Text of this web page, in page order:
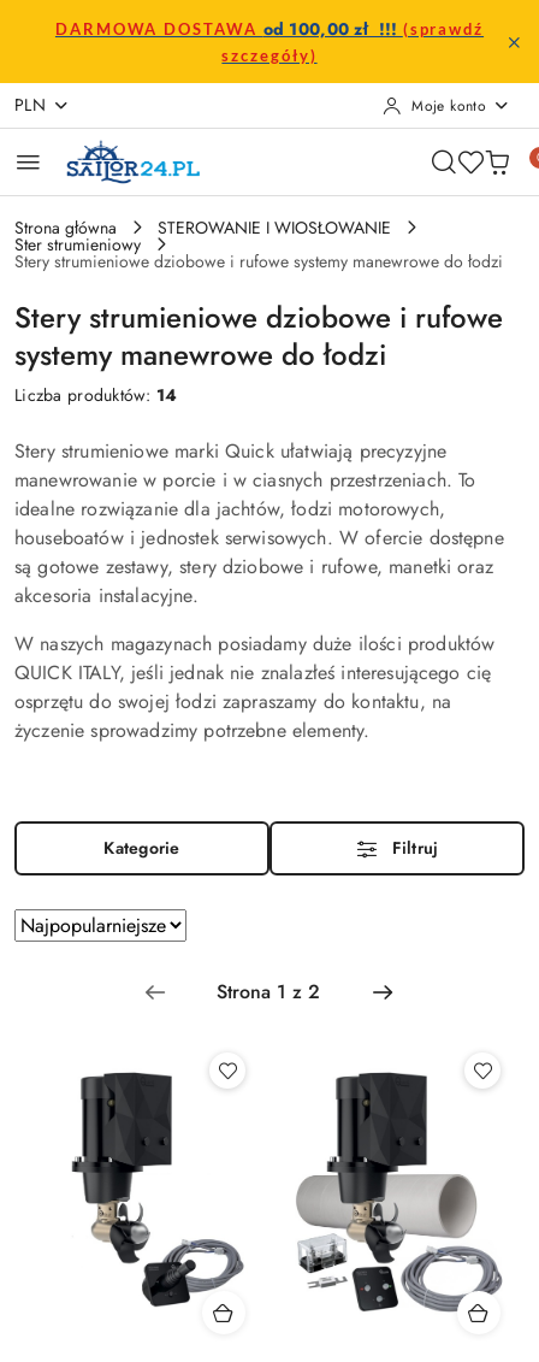
Przejdź do treści głównej
Przejdź do wyszukiwarki
Przejdź do moje konto
Przejdź do menu głównego
Przejdź do stopki
DARMOWA DOSTAWA od 100,00 zł !!! (sprawdź
szczegóły)
PLN Moje konto
Strona główna STEROWANIE I WIOSŁOWANIE
Ster strumieniowy
Stery strumieniowe dziobowe i rufowe systemy manewrowe do łodzi
Stery strumieniowe dziobowe i rufowe
systemy manewrowe do łodzi
Liczba produktów: 14
Stery strumieniowe marki Quick ułatwiają precyzyjne
manewrowanie w porcie i w ciasnych przestrzeniach. To
idealne rozwiązanie dla jachtów, łodzi motorowych,
houseboatów i jednostek serwisowych. W ofercie dostępne
są gotowe zestawy, stery dziobowe i rufowe, manetki oraz
akcesoria instalacyjne.
W naszych magazynach posiadamy duże ilości produktów
QUICK ITALY, jeśli jednak nie znalazłeś interesującego cię
osprzętu do swojej łodzi zapraszamy do kontaktu, na
życzenie sprowadzimy potrzebne elementy.
Kategorie Filtruj
Zastosowano
sortowanie:
Najpopularniejsze.
Sortuj
według